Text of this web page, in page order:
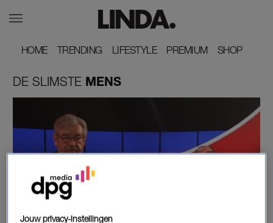
HOME
HOME TRENDING
TRENDING LIFESTYLE
LIFESTYLE PREMIUM
PREMIUM SHOP
SHOP
DE SLIMSTE MENS
Jouw privacy-instellingen